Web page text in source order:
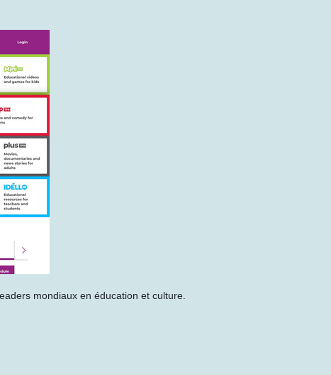
mondiaux en éducation et culture.